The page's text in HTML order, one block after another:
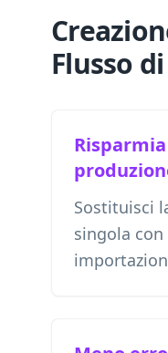
Flusso
Sostituisci
singola